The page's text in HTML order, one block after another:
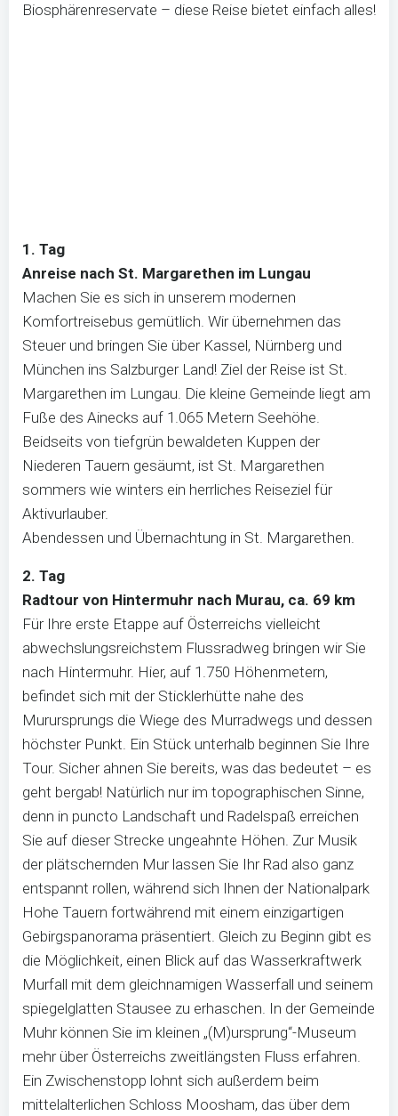
Biosphärenreservate – diese Reise bietet einfach alles!
1. Tag
Anreise nach St. Margarethen im Lungau
Machen Sie es sich in unserem modernen
Komfortreisebus gemütlich. Wir übernehmen das
Steuer und bringen Sie über Kassel, Nürnberg und
München ins Salzburger Land! Ziel der Reise ist St.
Margarethen im Lungau. Die kleine Gemeinde liegt am
Fuße des Ainecks auf 1.065 Metern Seehöhe.
Beidseits von tiefgrün bewaldeten Kuppen der
Niederen Tauern gesäumt, ist St. Margarethen
sommers wie winters ein herrliches Reiseziel für
Aktivurlauber.
Abendessen und Übernachtung in St. Margarethen.
2. Tag
Radtour von Hintermuhr nach Murau, ca. 69 km
Für Ihre erste Etappe auf Österreichs vielleicht
abwechslungsreichstem Flussradweg bringen wir Sie
nach Hintermuhr. Hier, auf 1.750 Höhenmetern,
befindet sich mit der Sticklerhütte nahe des
Murursprungs die Wiege des Murradwegs und dessen
höchster Punkt. Ein Stück unterhalb beginnen Sie Ihre
Tour. Sicher ahnen Sie bereits, was das bedeutet – es
geht bergab! Natürlich nur im topographischen Sinne,
denn in puncto Landschaft und Radelspaß erreichen
Sie auf dieser Strecke ungeahnte Höhen. Zur Musik
der plätschernden Mur lassen Sie Ihr Rad also ganz
entspannt rollen, während sich Ihnen der Nationalpark
Hohe Tauern fortwährend mit einem einzigartigen
Gebirgspanorama präsentiert. Gleich zu Beginn gibt es
die Möglichkeit, einen Blick auf das Wasserkraftwerk
Murfall mit dem gleichnamigen Wasserfall und seinem
spiegelglatten Stausee zu erhaschen. In der Gemeinde
Muhr können Sie im kleinen „(M)ursprung“-Museum
mehr über Österreichs zweitlängsten Fluss erfahren.
Ein Zwischenstopp lohnt sich außerdem beim
mittelalterlichen Schloss Moosham, das über dem